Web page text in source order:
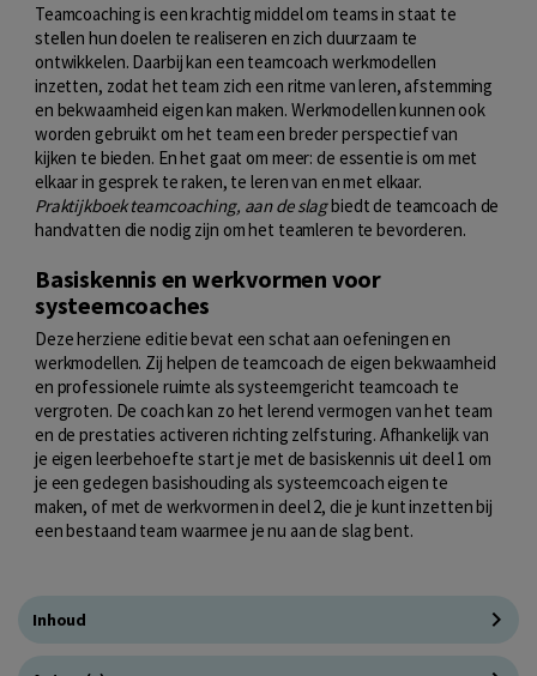
Teamcoaching is een krachtig middel om teams in staat te
stellen hun doelen te realiseren en zich duurzaam te
ontwikkelen. Daarbij kan een teamcoach werkmodellen
inzetten, zodat het team zich een ritme van leren, afstemming
en bekwaamheid eigen kan maken. Werkmodellen kunnen ook
worden gebruikt om het team een breder perspectief van
kijken te bieden. En het gaat om meer: de essentie is om met
elkaar in gesprek te raken, te leren van en met elkaar.
Praktijkboek teamcoaching, aan de slagbiedt de teamcoach de
handvatten die nodig zijn om het teamleren te bevorderen.
Basiskennis en werkvormen voor
systeemcoaches
Deze herziene editie bevat een schat aan oefeningen en
werkmodellen. Zij helpen de teamcoach de eigen bekwaamheid
en professionele ruimte als systeemgericht teamcoach te
vergroten. De coach kan zo het lerend vermogen van het team
en de prestaties activeren richting zelfsturing. Afhankelijk van
je eigen leerbehoefte start je met de basiskennis uit deel 1 om
je een gedegen basishouding als systeemcoach eigen te
maken, of met de werkvormen in deel 2, die je kunt inzetten bij
een bestaand team waarmee je nu aan de slag bent.
Inhoud